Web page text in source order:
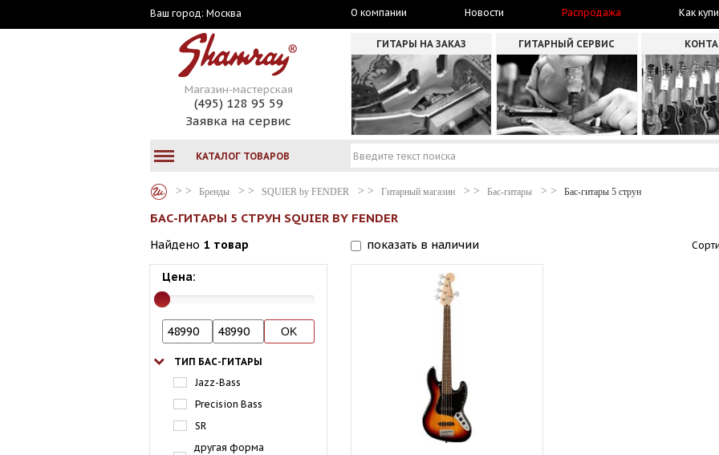
Ваш город: Москва О компании Новости Распродажа Как
Магазин-мастерская
(495) 128 95 59
Заявка на сервис
ГИТАРЫ НА ЗАКАЗ ГИТАРНЫЙ СЕРВИС
КАТАЛОГ ТОВАРОВ
Бренды SQUIER by FENDER Гитарный магазин Бас-гитары Бас-гитары 5 струн
БАС-ГИТАРЫ 5 СТРУН SQUIER BY FENDER
Найдено 1 товар показать в наличии
Цена:
ТИП БАС-ГИТАРЫ
Jazz-Bass
Precision Bass
SR
другая форма